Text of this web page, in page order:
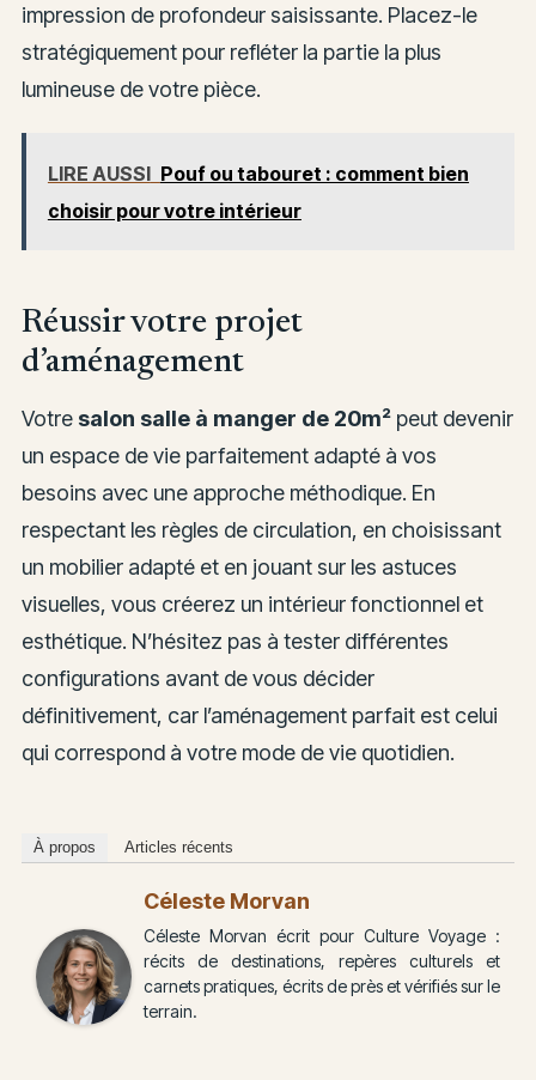
impression de profondeur saisissante. Placez-le
stratégiquement pour refléter la partie la plus
lumineuse de votre pièce.
LIRE AUSSI Pouf ou tabouret : comment bien
choisir pour votre intérieur
Réussir votre projet
d’aménagement
Votre salon salle à manger de 20m²peut devenir
un espace de vie parfaitement adapté à vos
besoins avec une approche méthodique. En
respectant les règles de circulation, en choisissant
un mobilier adapté et en jouant sur les astuces
visuelles, vous créerez un intérieur fonctionnel et
esthétique. N’hésitez pas à tester différentes
configurations avant de vous décider
définitivement, car l’aménagement parfait est celui
qui correspond à votre mode de vie quotidien.
À propos Articles récents
Céleste Morvan
Céleste Morvan écrit pour Culture Voyage :
récits de destinations, repères culturels et
carnets pratiques, écrits de près et vérifiés sur le
terrain.